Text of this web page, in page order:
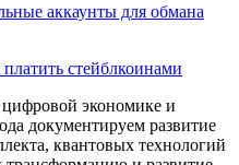
аккаунты для обмана
стейблкоинами
экономике и
документируем развитие
квантовых технологий